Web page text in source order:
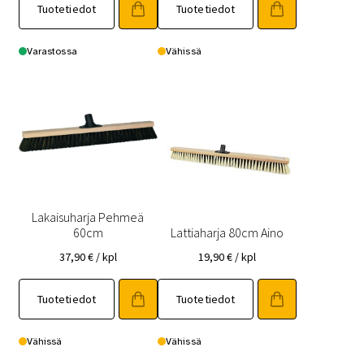
Tuotetiedot
Varastossa
Tuotetiedot
Vähissä
Lakaisuharja Pehmeä
60cm
37,90€ / kpl
Tuotetiedot
Vähissä
Lattiaharja 80cm Aino
19,90€ / kpl
Tuotetiedot
Vähissä